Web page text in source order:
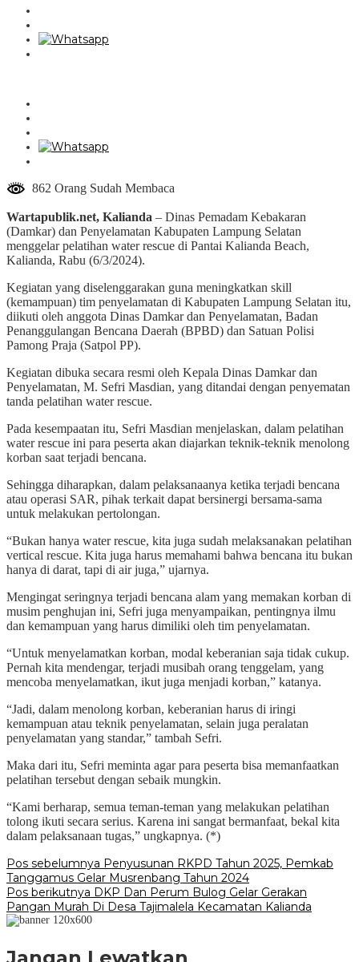
862 Orang Sudah Membaca
Wartapublik.net, Kalianda – Dinas Pemadam Kebakaran
(Damkar) dan Penyelamatan Kabupaten Lampung Selatan
menggelar pelatihan water rescue di Pantai Kalianda Beach,
Kalianda, Rabu (6/3/2024).
Kegiatan yang diselenggarakan guna meningkatkan skill
(kemampuan) tim penyelamatan di Kabupaten Lampung Selatan itu,
diikuti oleh anggota Dinas Damkar dan Penyelamatan, Badan
Penanggulangan Bencana Daerah (BPBD) dan Satuan Polisi
Pamong Praja (Satpol PP).
Kegiatan dibuka secara resmi oleh Kepala Dinas Damkar dan
Penyelamatan, M. Sefri Masdian, yang ditandai dengan penyematan
tanda pelatihan water rescue.
Pada kesempaatan itu, Sefri Masdian menjelaskan, dalam pelatihan
water rescue ini para peserta akan diajarkan teknik-teknik menolong
korban saat terjadi bencana.
Sehingga diharapkan, dalam pelaksanaanya ketika terjadi bencana
atau operasi SAR, pihak terkait dapat bersinergi bersama-sama
untuk melakukan pertolongan.
“Bukan hanya water rescue, kita juga sudah melaksanakan pelatihan
vertical rescue. Kita juga harus memahami bahwa bencana itu bukan
hanya di darat, tapi di air juga,” ujarnya.
Mengingat seringnya terjadi bencana alam yang memakan korban di
musim penghujan ini, Sefri juga menyampaikan, pentingnya ilmu
dan kemampuan yang harus dimiliki oleh tim penyelamatan.
“Untuk menyelamatkan korban, modal keberanian saja tidak cukup.
Pernah kita mendengar, terjadi musibah orang tenggelam, yang
mencoba menyelamatkan, ikut juga menjadi korban,” katanya.
“Jadi, dalam menolong korban, keberanian harus di iringi
kemampuan atau teknik penyelamatan, selain juga peralatan
penyelamatan yang standar,” tambah Sefri.
Maka dari itu, Sefri meminta agar para peserta bisa memanfaatkan
pelatihan tersebut dengan sebaik mungkin.
“Kami berharap, semua teman-teman yang melakukan pelatihan
tolong ikuti secara serius. Karena ini sangat bermanfaat, bekal kita
dalam pelaksanaan tugas,” ungkapnya. (*)
Navigasi
pos
Pos sebelumnya Penyusunan RKPD Tahun 2025, Pemkab
Tanggamus Gelar Musrenbang Tahun 2024
Pos berikutnya DKP Dan Perum Bulog Gelar Gerakan
Pangan Murah Di Desa Tajimalela Kecamatan Kalianda
Jangan Lewatkan